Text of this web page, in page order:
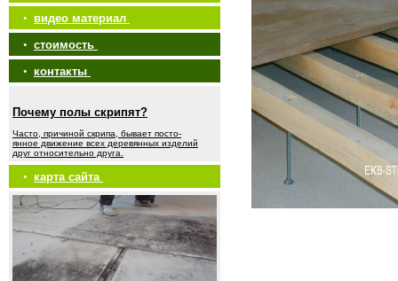
• видео материал
• стоимость
• контакты
Почему полы скрипят?
Часто, причиной скрипа, бывает посто-
янное движение всех деревянных изделий
друг относительно друга.
• карта сайта